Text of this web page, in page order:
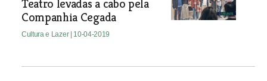
Teatro levadas a cabo pela
Companhia Cegada
Cultura e Lazer | 10-04-2019